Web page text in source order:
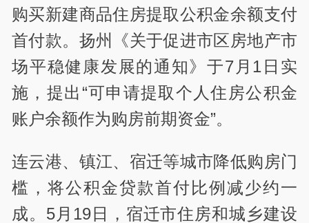
购买新建商品住房提取公积金余额支付
首付款。扬州《关于促进市区房地产市
场平稳健康发展的通知》于7月1日实
施，提出“可申请提取个人住房公积金
账户余额作为购房前期资金”。
连云港、镇江、宿迁等城市降低购房门
槛，将公积金贷款首付比例减少约一
成。5月19日，宿迁市住房和城乡建设